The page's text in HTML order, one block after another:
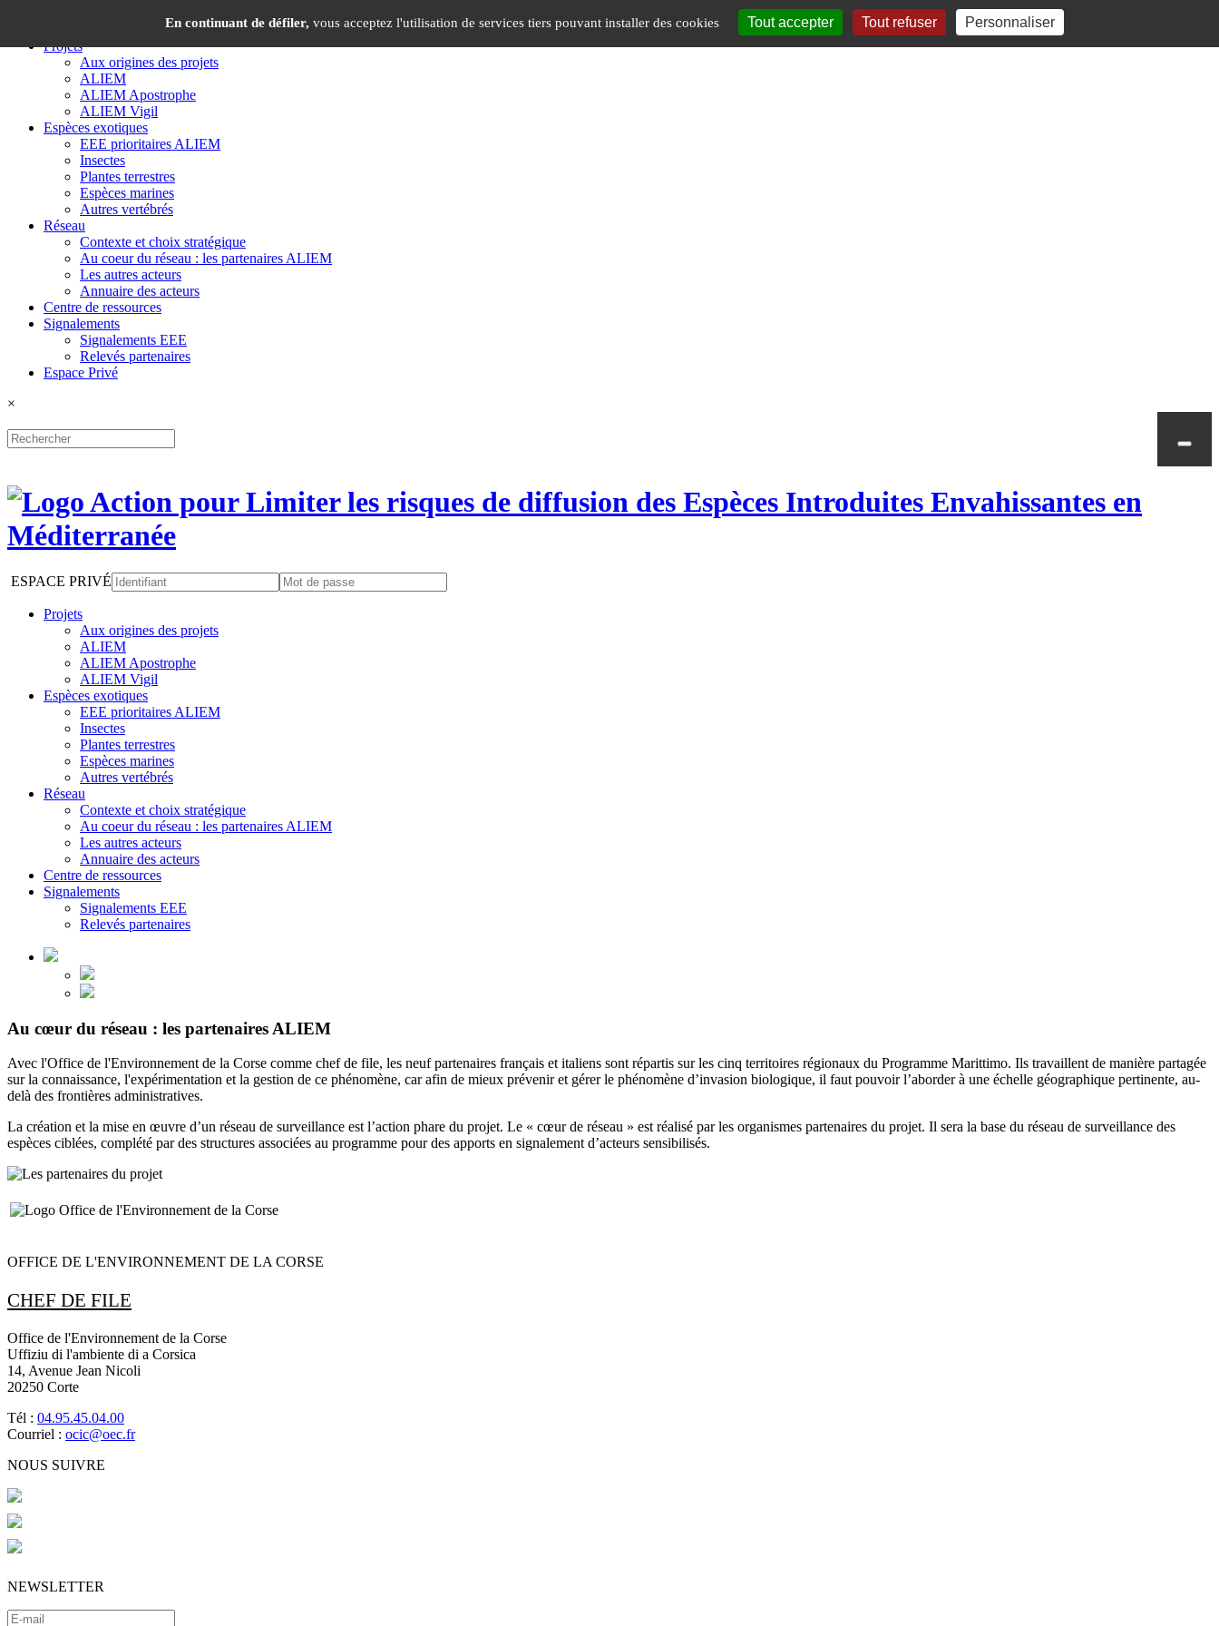
Projets
Aux origines des projets
ALIEM
ALIEM Apostrophe
ALIEM Vigil
Espèces exotiques
EEE prioritaires ALIEM
Insectes
Plantes terrestres
Espèces marines
Autres vertébrés
Réseau
Contexte et choix stratégique
Au coeur du réseau : les partenaires ALIEM
Les autres acteurs
Annuaire des acteurs
Centre de ressources
Signalements
Signalements EEE
Relevés partenaires
Espace Privé
×
ESPACE PRIVÉ
Projets
Aux origines des projets
ALIEM
ALIEM Apostrophe
ALIEM Vigil
Espèces exotiques
EEE prioritaires ALIEM
Insectes
Plantes terrestres
Espèces marines
Autres vertébrés
Réseau
Contexte et choix stratégique
Au coeur du réseau : les partenaires ALIEM
Les autres acteurs
Annuaire des acteurs
Centre de ressources
Signalements
Signalements EEE
Relevés partenaires
Au cœur du réseau : les partenaires ALIEM
Avec l'Office de l'Environnement de la Corse comme chef de file, les neuf partenaires français et italiens sont répartis sur les cinq territoires régionaux du Programme Marittimo. Ils travaillent de manière partagée
sur la connaissance, l'expérimentation et la gestion de ce phénomène, car afin de mieux prévenir et gérer le phénomène d’invasion biologique, il faut pouvoir l’aborder à une échelle géographique pertinente, au-
delà des frontières administratives.
La création et la mise en œuvre d’un réseau de surveillance est l’action phare du projet. Le « cœur de réseau » est réalisé par les organismes partenaires du projet. Il sera la base du réseau de surveillance des
espèces ciblées, complété par des structures associées au programme pour des apports en signalement d’acteurs sensibilisés.
OFFICE DE L'ENVIRONNEMENT DE LA CORSE
CHEF DE FILE
Office de l'Environnement de la Corse
Uffiziu di l'ambiente di a Corsica
14, Avenue Jean Nicoli
20250 Corte
Tél : 04.95.45.04.00
Courriel : ocic@oec.fr
NOUS SUIVRE
NEWSLETTER
En continuant de défiler, vous acceptez l'utilisation de services tiers pouvant installer des cookies Tout accepter Tout refuser Personnaliser